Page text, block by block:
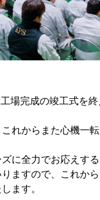
場完成の竣工式を終
れからまた心機一
に全力でお応えす
ますので、これか
ます。